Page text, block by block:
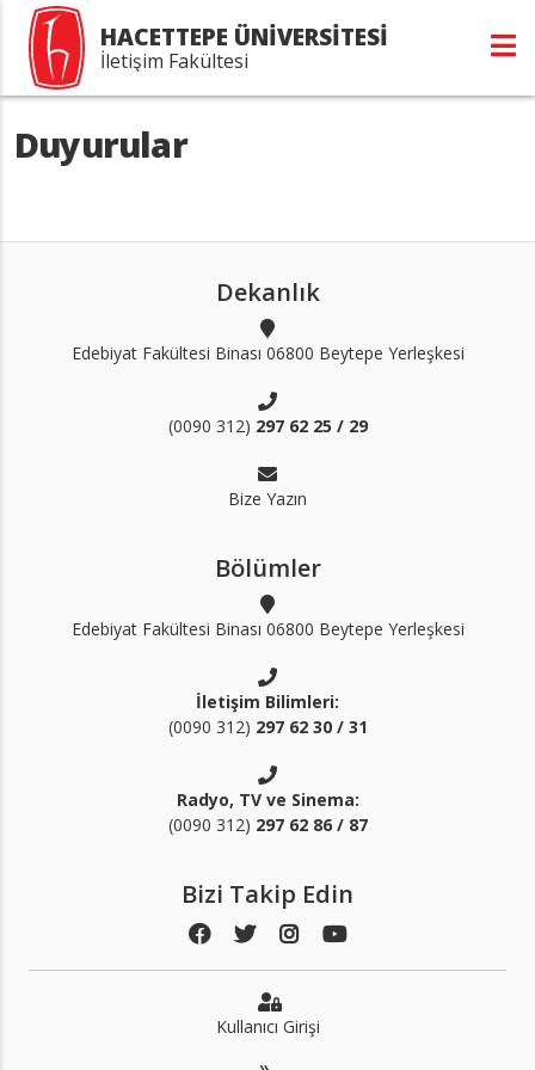
HACETTEPE ÜNİVERSİTESİ
İletişim Fakültesi
Duyurular
Dekanlık
Edebiyat Fakültesi Binası 06800 Beytepe Yerleşkesi
(0090 312) 297 62 25 / 29
Bize Yazın
Bölümler
Edebiyat Fakültesi Binası 06800 Beytepe Yerleşkesi
İletişim Bilimleri:
(0090 312) 297 62 30 / 31
Radyo, TV ve Sinema:
(0090 312) 297 62 86 / 87
Bizi Takip Edin
Kullanıcı Girişi